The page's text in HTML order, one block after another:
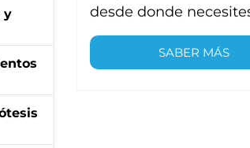
y
desde donde
SABER MÁS